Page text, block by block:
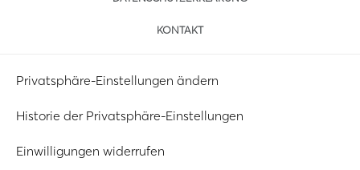
KONTAKT
Privatsphäre-Einstellungen ändern
Historie der Privatsphäre-Einstellungen
Einwilligungen widerrufen